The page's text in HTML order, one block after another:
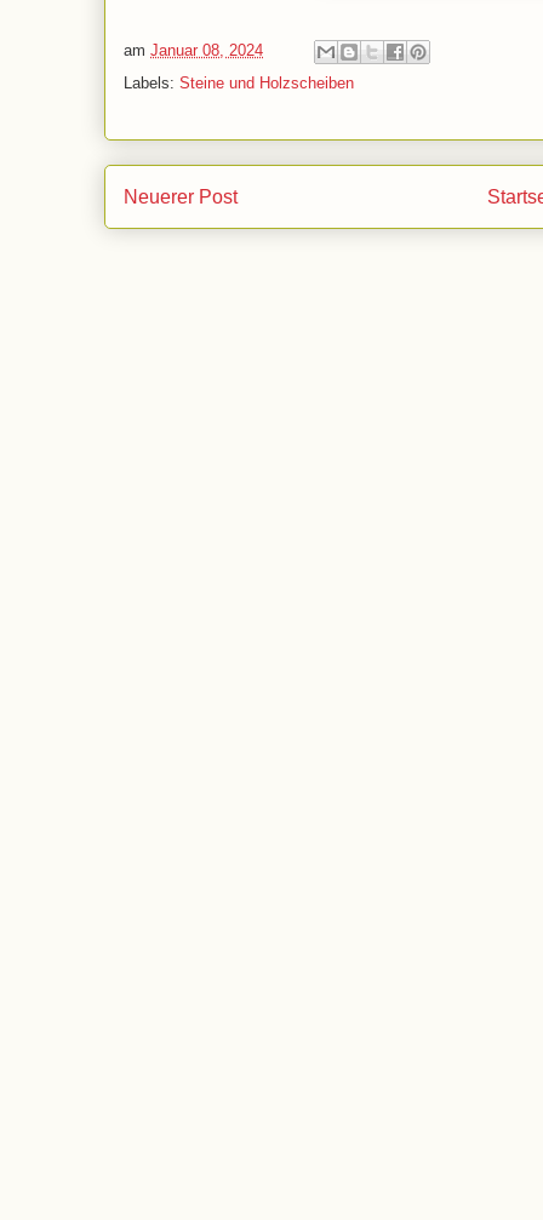
am Januar 08, 2024
Labels: Steine und Holzscheiben
Neuerer Post